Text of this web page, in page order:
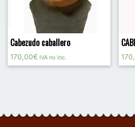
Cabezudo caballero
170,00€ IVA no Inc.